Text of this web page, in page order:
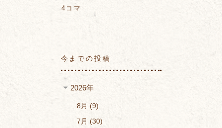
4コマ
今までの投稿
2026年
8月
9
7月
30